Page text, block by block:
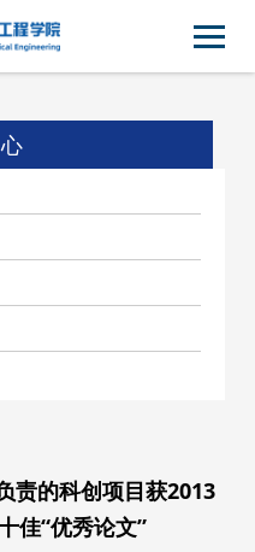
责的科创项目获2013
佳“优秀论文”